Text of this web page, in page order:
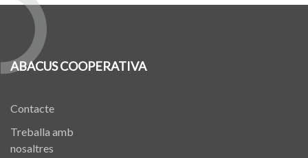
ABACUS COOPERATIVA
Contacte
Treballa amb
nosaltres